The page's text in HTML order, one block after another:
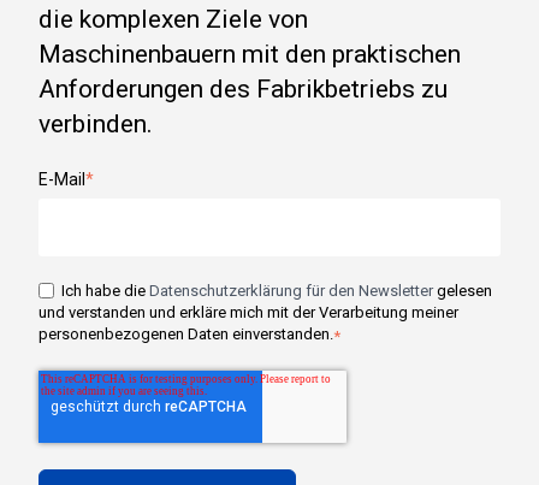
die komplexen Ziele von
Maschinenbauern mit den praktischen
Anforderungen des Fabrikbetriebs zu
verbinden.
E-Mail *
Ich habe die Datenschutzerklärung für den Newslettergelesen
und verstanden und erkläre mich mit der Verarbeitung meiner
personenbezogenen Daten einverstanden.*